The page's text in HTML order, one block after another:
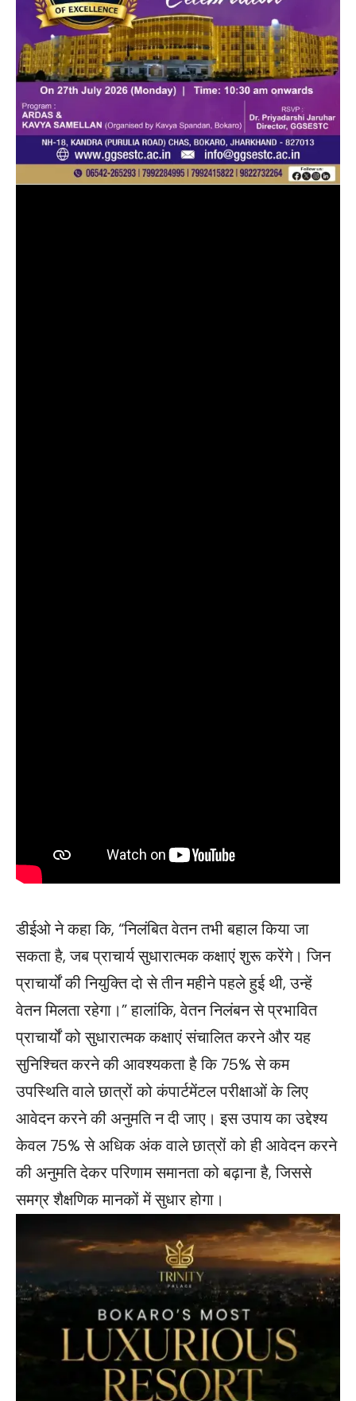
डीईओ ने कहा कि, “निलंबित वेतन तभी बहाल किया जा
सकता है, जब प्राचार्य सुधारात्मक कक्षाएं शुरू करेंगे। जिन
प्राचार्यों की नियुक्ति दो से तीन महीने पहले हुई थी, उन्हें
वेतन मिलता रहेगा।” हालांकि, वेतन निलंबन से प्रभावित
प्राचार्यों को सुधारात्मक कक्षाएं संचालित करने और यह
सुनिश्चित करने की आवश्यकता है कि 75% से कम
उपस्थिति वाले छात्रों को कंपार्टमेंटल परीक्षाओं के लिए
आवेदन करने की अनुमति न दी जाए। इस उपाय का उद्देश्य
केवल 75% से अधिक अंक वाले छात्रों को ही आवेदन करने
की अनुमति देकर परिणाम समानता को बढ़ाना है, जिससे
समग्र शैक्षणिक मानकों में सुधार होगा।